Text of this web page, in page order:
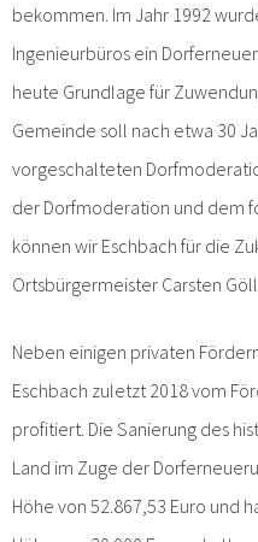
bekommen. Im Jahr 1992
Ingenieurbüros ein
heute Grundlage für
Gemeinde soll nach etwa 30
vorgeschalteten
der Dorfmoderation und dem
können wir Eschbach für die
Ortsbürgermeister Carsten
Neben einigen privaten
Eschbach zuletzt 2018 vom
profitiert. Die Sanierung des
Land im Zuge der
Höhe von 52.867,53 Euro und